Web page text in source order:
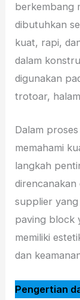
berkembang
dibutuhkan
kuat, rapi,
dalam
digunakan
trotoar,
Dalam
memahami
langkah
direncanakan
supplier
paving block
memiliki
dan
Pengertian